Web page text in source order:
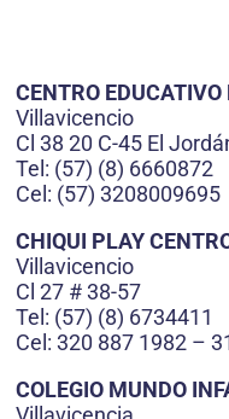
CENTRO
Villavicencio
Cl 38 20 C-45 El
Tel: (57) (8) 6660872
Cel: (57) 3208009695
CHIQUI PLAY
Villavicencio
Cl 27 # 38-57
Tel: (57) (8) 6734411
Cel: 320 887 1982 –
COLEGIO MUNDO